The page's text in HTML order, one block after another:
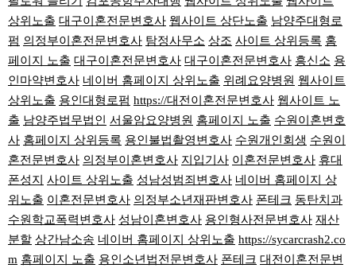
상위노출 대구이혼전문변호사 웹사이트 상단노출 남양주대형로
펌 의정부이혼전문변호사 탐정사무소 상조 사이트 상위등록 홈
페이지 노출 대구이혼전문변호사 대구이혼전문변호사 흥신소 용
인마약변호사 네이버 홈페이지 상위노출 위례요양병원 웹사이트
상위노출 용인대형로펌 https://대전이혼전문변호사 웹사이트 노
출 남양주법무법인 서울암요양병원 홈페이지 노출 수원이혼변호
사 홈페이지 상위등록 용인불법촬영변호사 수원개인회생 수원이
혼전문변호사 의정부이혼변호사 지입기사 이혼전문변호사 휴대
폰성지 사이트 상위노출 성남성범죄변호사 네이버 홈페이지 상
위노출 이혼전문변호사 의정부소년재판변호사 폰테크 동탄치과
수원학교폭력변호사 성남이혼변호사 용인형사전문변호사 재산
분할 상간남소송 네이버 홈페이지 상위노출 https://sycarcrash2.co
m 홈페이지 노출 용인소년법전문변호사 폰테크 대전이혼전문변